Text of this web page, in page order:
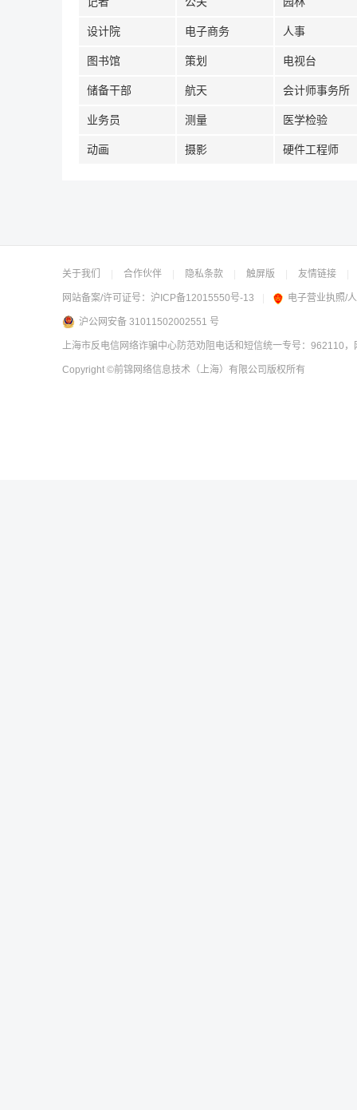
设计院 电子商务 人事
图书馆 策划 电视台
储备干部 航天 会计师事务所
业务员 测量 医学检验
动画 摄影 硬件工程师
关于我们 合作伙伴 隐私条款 触屏版 友情链接
网站备案/许可证号： 沪ICP备12015550号-13 电子营业执照/
沪公网安备 31011502002551 号
上海市反电信网络诈骗中心防范劝阻电话和短信统一专号：962110
Copyright ©前锦网络信息技术（上海）有限公司 版权所有